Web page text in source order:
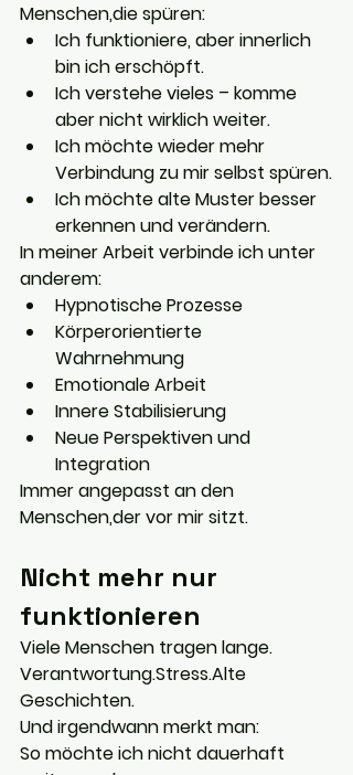
Menschen,die spüren:
Ich funktioniere, aber innerlich
bin ich erschöpft.
Ich verstehe vieles – komme
aber nicht wirklich weiter.
Ich möchte wieder mehr
Verbindung zu mir selbst spüren.
Ich möchte alte Muster besser
erkennen und verändern.
In meiner Arbeit verbinde ich unter
anderem:
Hypnotische Prozesse
Körperorientierte
Wahrnehmung
Emotionale Arbeit
Innere Stabilisierung
Neue Perspektiven und
Integration
Immer angepasst an den
Menschen,der vor mir sitzt.
Nicht mehr nur
funktionieren
Viele Menschen tragen lange.
Verantwortung.Stress.Alte
Geschichten.
Und irgendwann merkt man:
So möchte ich nicht dauerhaft